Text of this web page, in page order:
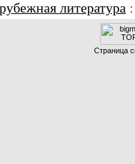
литература
Страница